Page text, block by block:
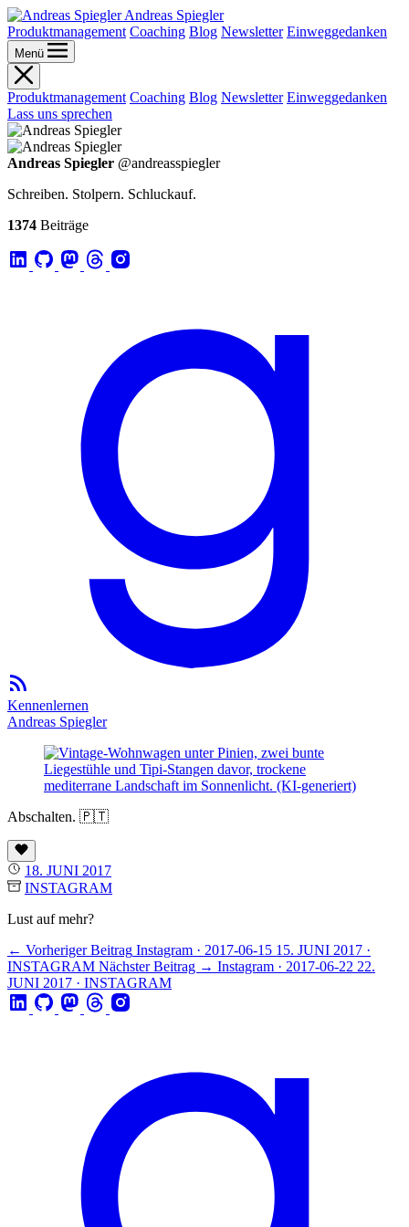
Andreas Spiegler
Produktmanagement Coaching Blog Newsletter Einweggedanken
Menü
Produktmanagement Coaching Blog Newsletter Einweggedanken
Lass uns sprechen
Andreas Spiegler @andreasspiegler
Schreiben. Stolpern. Schluckauf.
1374 Beiträge
Kennenlernen
Andreas Spiegler
Abschalten. 🇵🇹
18. JUNI 2017
INSTAGRAM
Lust auf mehr?
← Vorheriger Beitrag Instagram · 2017-06-15 15. JUNI 2017 ·
INSTAGRAM Nächster Beitrag → Instagram · 2017-06-22 22.
JUNI 2017 · INSTAGRAM